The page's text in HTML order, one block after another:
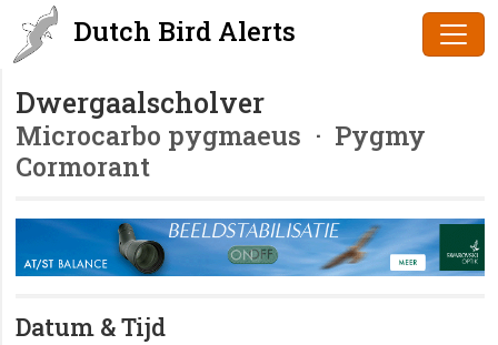
Dutch Bird Alerts
Dwergaalscholver
Microcarbo pygmaeus · Pygmy
Cormorant
Datum & Tijd